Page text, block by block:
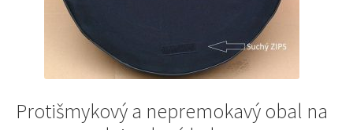
Protišmykový a nepremokavý obal na